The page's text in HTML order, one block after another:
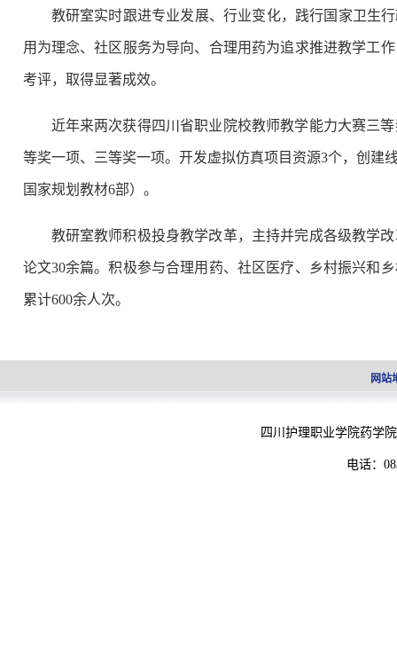
教研室实时跟进专业发展、行业变化，践行国家卫生
用为理念、社区服务为导向、合理用药为追求推进教学工
考评，取得显著成效。
近年来两次获得四川省职业院校教师教学能力大赛三
等奖一项、三等奖一项。开发虚拟仿真项目资源3个，创建
国家规划教材6部）。
教研室教师积极投身教学改革，主持并完成各级教学
论文30余篇。积极参与合理用药、社区医疗、乡村振兴和
累计600余人次。
网站
四川护理职业学院药学
电话：